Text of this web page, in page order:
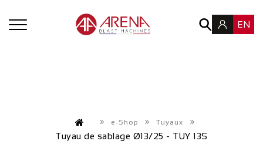
EN
e-Shop Tuyaux
Tuyau de sablage Ø13/25 - TUY 13S